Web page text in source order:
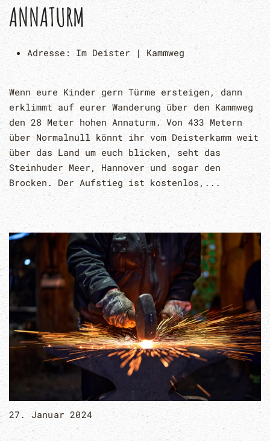
ANNATURM
Adresse: Im Deister | Kammweg
Wenn eure Kinder gern Türme ersteigen, dann
erklimmt auf eurer Wanderung über den Kammweg
den 28 Meter hohen Annaturm. Von 433 Metern
über Normalnull könnt ihr vom Deisterkamm weit
über das Land um euch blicken, seht das
Steinhuder Meer, Hannover und sogar den
Brocken. Der Aufstieg ist kostenlos,...
27. Januar 2024